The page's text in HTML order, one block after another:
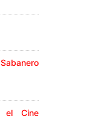
el Cine